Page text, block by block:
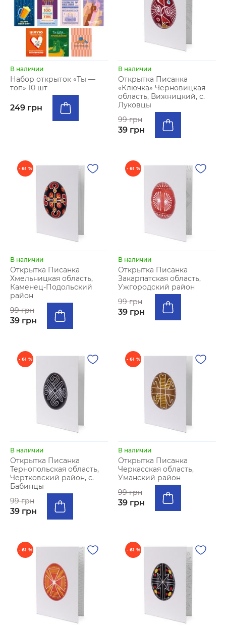
В наличии
Набор открыток «Ты —
топ» 10 шт
249 грн
В наличии
Открытка Писанка
«Ключка» Черновицкая
область, Вижницкий, с.
Луковцы
99 грн
39 грн
- 61 %
В наличии
Открытка Писанка
Хмельницкая область,
Каменец-Подольский
район
99 грн
39 грн
- 61 %
В наличии
Открытка Писанка
Закарпатская область,
Ужгородский район
99 грн
39 грн
- 61 %
В наличии
Открытка Писанка
Тернопольская область,
Чертковский район, с.
Бабинцы
99 грн
39 грн
- 61 %
В наличии
Открытка Писанка
Черкасская область,
Уманский район
99 грн
39 грн
- 61 % - 61 %